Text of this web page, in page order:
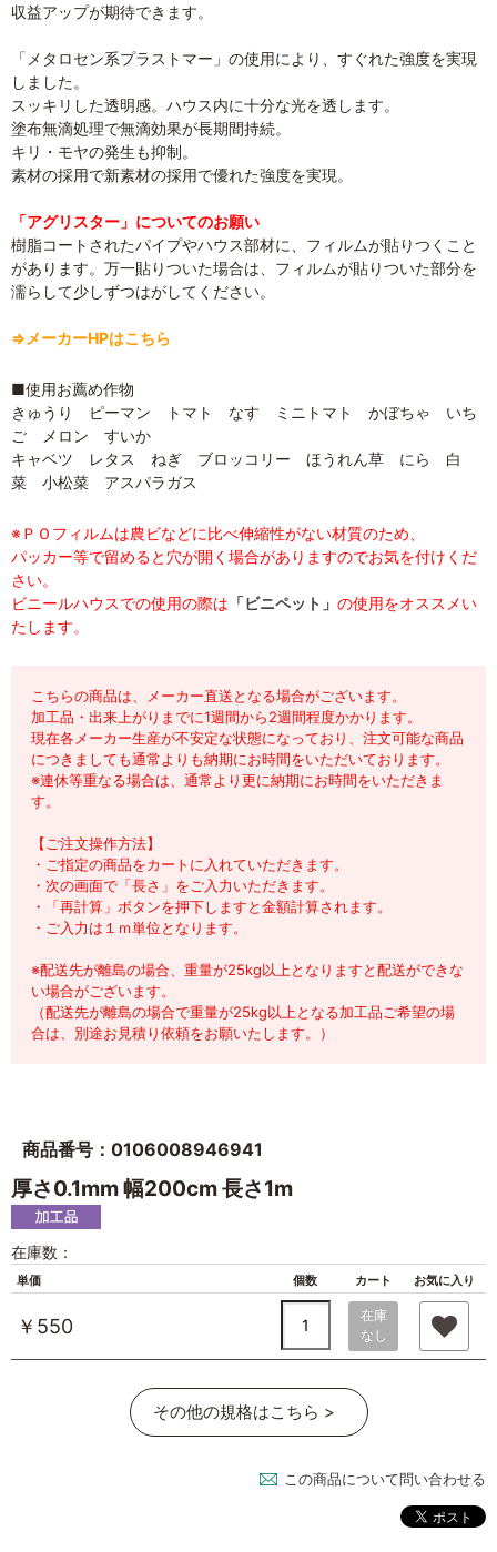
収益アップが期待できます。
「メタロセン系プラストマー」の使用により、すぐれた強度を実現
しました。
スッキリした透明感。ハウス内に十分な光を透します。
塗布無滴処理で無滴効果が長期間持続。
キリ・モヤの発生も抑制。
素材の採用で新素材の採用で優れた強度を実現。
「アグリスター」についてのお願い
樹脂コートされたパイプやハウス部材に、フィルムが貼りつくこと
があります。万一貼りついた場合は、フィルムが貼りついた部分を
濡らして少しずつはがしてください。
⇒メーカーHPはこちら
■使用お薦め作物
きゅうり ピーマン トマト なす ミニトマト かぼちゃ いち
ご メロン すいか
キャベツ レタス ねぎ ブロッコリー ほうれん草 にら 白
菜 小松菜 アスパラガス
※ＰＯフィルムは農ビなどに比べ伸縮性がない材質のため、
パッカー等で留めると穴が開く場合がありますのでお気を付けくだ
さい。
ビニールハウスでの使用の際は 「ビニペット」 の使用をオススメい
たします。
こちらの商品は、メーカー直送となる場合がございます。
加工品・出来上がりまでに1週間から2週間程度かかります。
現在各メーカー生産が不安定な状態になっており、注文可能な商品
につきましても通常よりも納期にお時間をいただいております。
※連休等重なる場合は、通常より更に納期にお時間をいただきま
す。
【ご注文操作方法】
・ご指定の商品をカートに入れていただきます。
・次の画面で「長さ」をご入力いただきます。
・「再計算」ボタンを押下しますと金額計算されます。
・ご入力は１ｍ単位となります。
※配送先が離島の場合、重量が25kg以上となりますと配送ができな
い場合がございます。
（配送先が離島の場合で重量が25kg以上となる加工品ご希望の場
合は、別途お見積り依頼をお願いたします。）
商品番号：0106008946941
厚さ0.1mm 幅200cm 長さ1m
在庫数：
単価 個数 カート お気に入り
￥550
在庫
なし
その他の規格はこちら >
この商品について問い合わせる